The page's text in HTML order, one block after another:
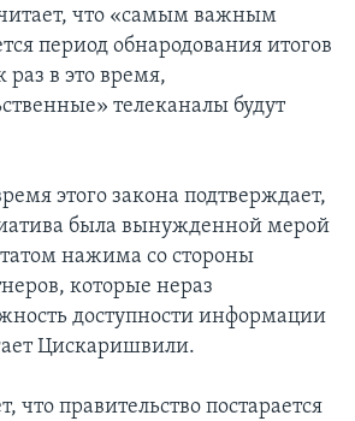
что «самым важным
период обнародования итогов
раз в это время,
телеканалы будут
этого закона подтверждает,
была вынужденной мерой
нажима со стороны
которые нераз
доступности информации
Цискаришвили.
что правительство постарается